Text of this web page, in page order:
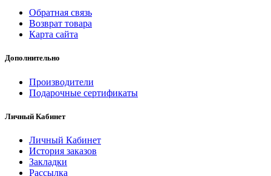
Обратная связь
Возврат товара
Карта сайта
Дополнительно
Производители
Подарочные сертификаты
Личный Кабинет
Личный Кабинет
История заказов
Закладки
Рассылка